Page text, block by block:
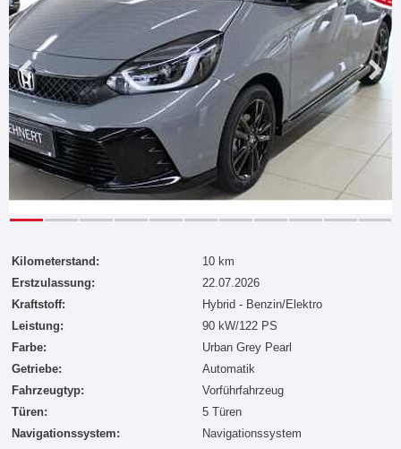
Unser Autohaus
Kilometerstand:
10 km
Erstzulassung:
22.07.2026
Kraftstoff:
Hybrid - Benzin/Elektro
Leistung:
90 kW/122 PS
Farbe:
Urban Grey Pearl
Getriebe:
Automatik
Fahrzeugtyp:
Vorführfahrzeug
Türen:
5 Türen
Navigationssystem:
Navigationssystem